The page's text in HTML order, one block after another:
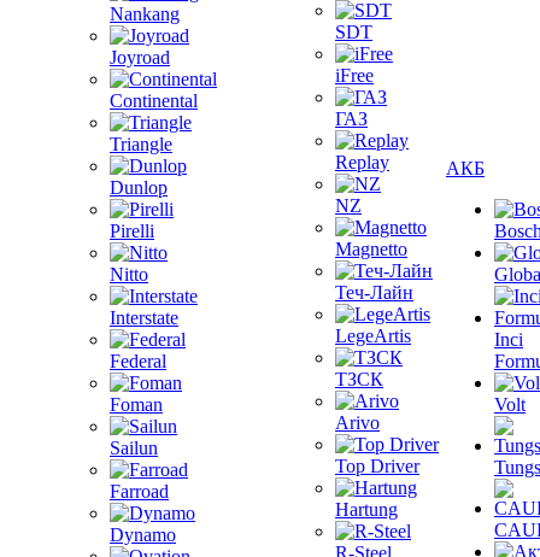
Nankang
Joyroad
Continental
Triangle
Dunlop
Pirelli
Nitto
Interstate
Federal
Foman
Sailun
Farroad
Dynamo
SDT
iFree
ГАЗ
Replay
NZ
Magnetto
Теч-Лайн
LegeArtis
ТЗСК
Arivo
Top Driver
Hartung
R-Steel
АКБ
Inci
Volt